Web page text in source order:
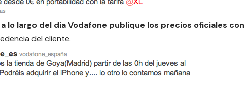
lo largo del dia Vodafone publique los precios oficiales con
del cliente.